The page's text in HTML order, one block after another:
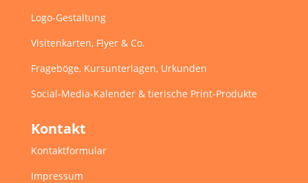
Logo-Gestaltung
Visitenkarten, Flyer & Co.
Frageböge, Kursunterlagen, Urkunden
Social-Media-Kalender & tierische Print-Produkte
Kontakt
Kontaktformular
Impressum